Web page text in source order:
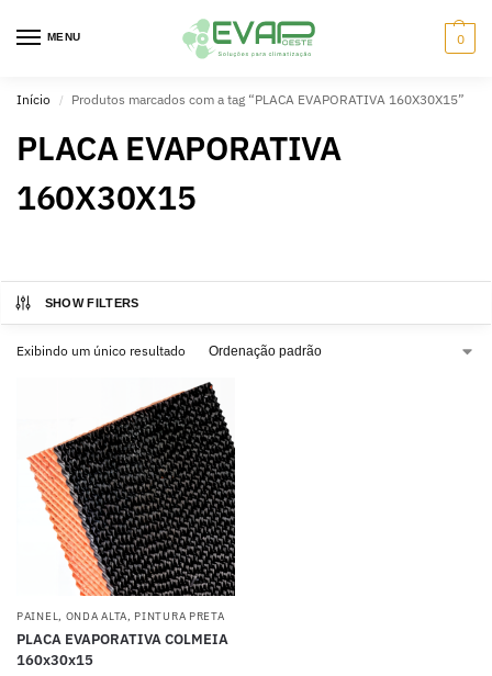
MENU 0
Início / Produtos marcados com a tag “PLACA EVAPORATIVA 160X30X15”
PLACA EVAPORATIVA
160X30X15
SHOW FILTERS
Exibindo um único resultado
PAINEL, ONDA ALTA, PINTURA PRETA
PLACA EVAPORATIVA COLMEIA
160x30x15